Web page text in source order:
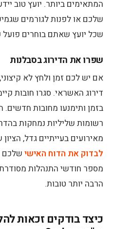
המתאימים ביותר. יועץ טוב
שלכם או לפנות לגורמים
שכל יועץ שאתם בוחרים פועל
שפרו את הדירוג בסבלנות
אם יש לכם זמן ולחץ לא
דירוג האשראי. סגרו חובות
בזמן ותימנעו מחובות חדשים.
רשומות שליליות נמחקות
מאירועים בעייתיים גדל,
לבדוק את הדוח האישי שלכם
מספר חודשי התנהלות
הרבה יותר טובות.